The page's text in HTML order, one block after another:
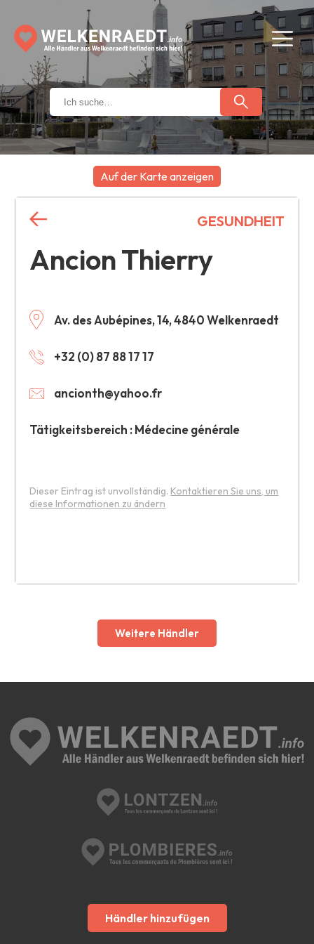
Auf der Karte anzeigen
Ancion Thierry
Av. des Aubépines, 14, 4840 Welkenraedt
+32 (0) 87 88 17 17
ancionth@yahoo.fr
Tätigkeitsbereich : Médecine générale
GESUNDHEIT
Dieser Eintrag ist unvollständig. Kontaktieren Sie uns, um
diese Informationen zu ändern
+
−
Weitere Händler
Händler hinzufügen